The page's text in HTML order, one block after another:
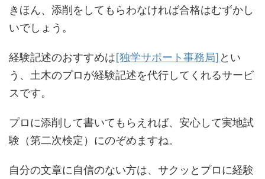
きほん、添削をしてもらわなければ合格はむずかし
いでしょう。
経験記述のおすすめは[独学サポート事務局] とい
う、土木のプロが経験記述を代行してくれるサービ
スです。
プロに添削して書いてもらえれば、安心して実地試
験（第二次検定）にのぞめますね。
自分の文章に自信のない方は、サクッとプロに経験